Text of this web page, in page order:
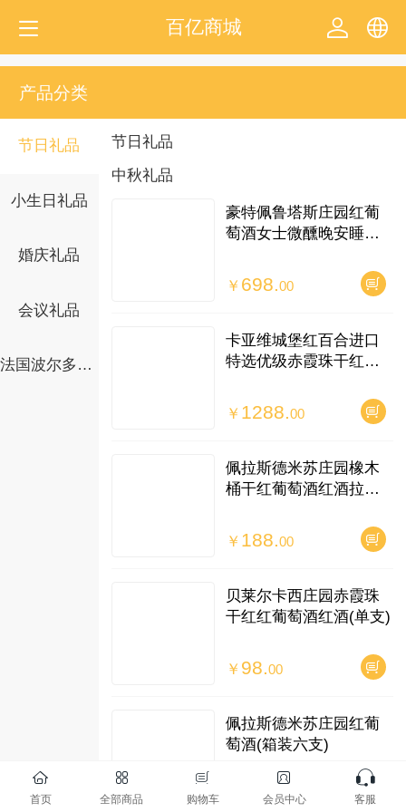
百亿商城
产品分类
节日礼品
小生日礼品
婚庆礼品
会议礼品
法国波尔多红酒系列礼品
节日礼品
中秋礼品
豪特佩鲁塔斯庄园红葡
萄酒女士微醺晚安睡眠
￥ 698.00
卡亚维城堡红百合进口
特选优级赤霞珠干红红
￥ 1288.00
佩拉斯德米苏庄园橡木
桶干红葡萄酒红酒拉菲
￥ 188.00
贝莱尔卡西庄园赤霞珠
干红红葡萄酒红酒(单支)
￥ 98.00
佩拉斯德米苏庄园红葡
萄酒(箱装六支)
899.00
首页 全部商品 购物车 会员中心 客服